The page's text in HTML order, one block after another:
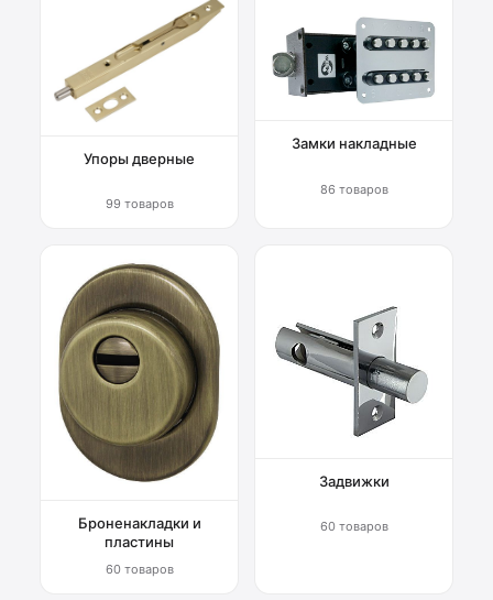
Упоры дверные
99 товаров
Замки накладные
86 товаров
Броненакладки и
пластины
60 товаров
Задвижки
60 товаров